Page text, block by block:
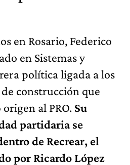
en Rosario, Federico
en Sistemas y
política ligada a los
construcción que
al PRO. Su
partidaria se
de Recrear, el
por Ricardo López